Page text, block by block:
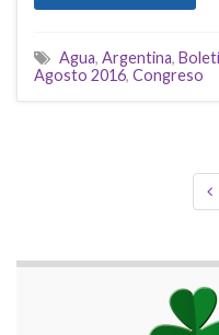
Agua, Argentina,
Agosto 2016, Congreso